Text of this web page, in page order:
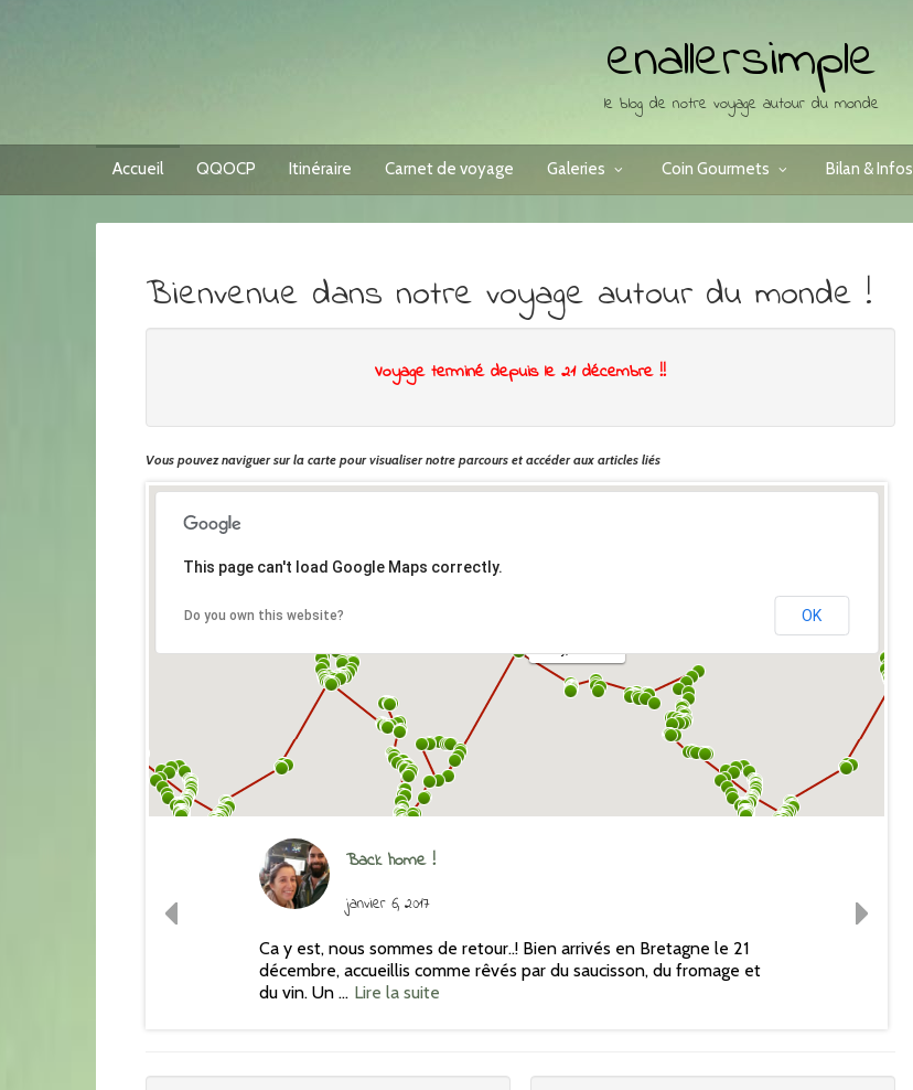
enallersimple
le blog de notre voyage autour du monde
Accueil QQOCP Itinéraire Carnet de voyage Galeries Coin Gourmets Bilan & Infos
Bienvenue dans notre voyage autour du monde !
Voyage terminé depuis le 21 décembre !!
Vous pouvez naviguer sur la carte pour visualiser notre parcours et accéder aux articles liés
This page can't load Google Maps correctly.
Do you own this website? OK
Back home !
janvier 6, 2017
Ca y est, nous sommes de retour..! Bien arrivés en Bretagne le 21
décembre, accueillis comme rêvés par du saucisson, du fromage et
du vin. Un … Lire la suite